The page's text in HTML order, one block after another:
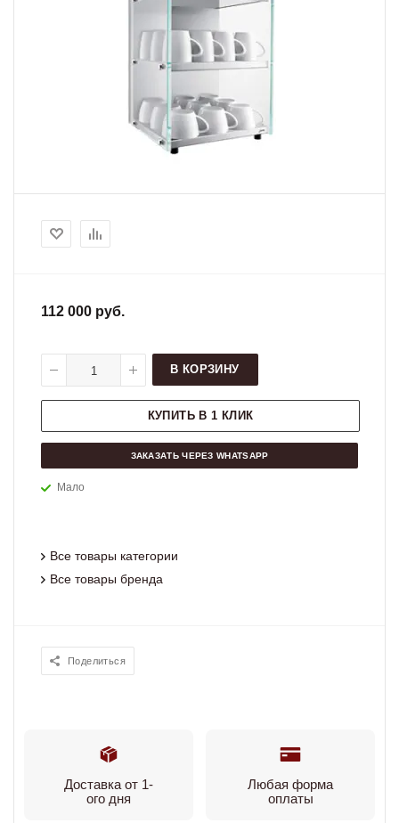
112 000 руб.
В КОРЗИНУ
КУПИТЬ В 1 КЛИК
ЗАКАЗАТЬ ЧЕРЕЗ WHATSAPP
Мало
Все товары категории
Все товары бренда
Поделиться
Доставка от 1-
ого дня
Любая форма
оплаты